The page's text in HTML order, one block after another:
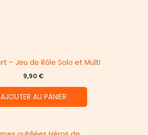
– Jeu de Rôle Solo et Multi
9,90 €
AJOUTER AU PANIER